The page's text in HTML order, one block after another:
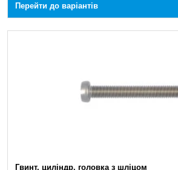
Перейти до варіантів
Гвинт, циліндр. головка з шліцом